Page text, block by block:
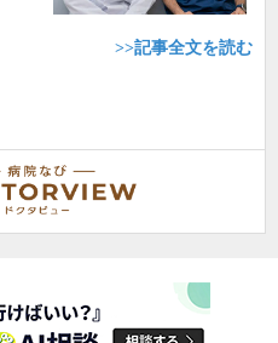
>>記事全文を読む